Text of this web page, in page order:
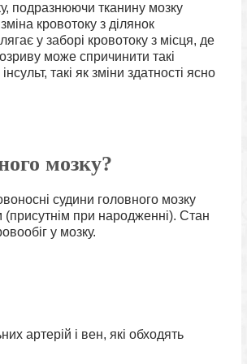
подразнюючи тканину мозку
кровотоку з ділянок
у заборі кровотоку з місця, де
може спричинити такі
такі як зміни здатності ясно
мозку?
судини головного мозку
при народженні). Стан
у мозку.
артерій і вен, які обходять